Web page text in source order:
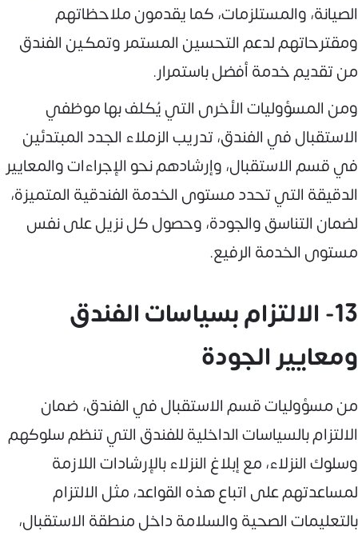
الصيانة، والمستلزمات، كما يقدمون ملاحظاتهم
ومقترحاتهم لدعم التحسين المستمر وتمكين الفندق
من تقديم خدمة أفضل باستمرار.
ومن المسؤوليات الأخرى التي يُكلف بها موظفي
الاستقبال في الفندق، تدريب الزملاء الجدد المبتدئين
في قسم الاستقبال، وإرشادهم نحو الإجراءات والمعايير
الدقيقة التي تحدد مستوى الخدمة الفندقية المتميزة،
لضمان التناسق والجودة، وحصول كل نزيل على نفس
مستوى الخدمة الرفيع.
13- الالتزام بسياسات الفندق
ومعايير الجودة
من مسؤوليات قسم الاستقبال في الفندق، ضمان
الالتزام بالسياسات الداخلية للفندق التي تنظم سلوكهم
وسلوك النزلاء، مع إبلاغ النزلاء بالإرشادات اللازمة
لمساعدتهم على اتباع هذه القواعد، مثل الالتزام
بالتعليمات الصحية والسلامة داخل منطقة الاستقبال،